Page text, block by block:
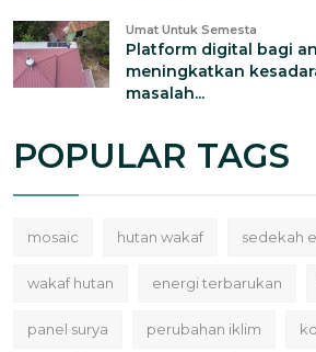
Umat Untuk Semesta
Platform digital bagi
meningkatkan
masalah...
POPULAR TAGS
mosaic hutan wakaf sedekah
wakaf hutan energi terbarukan
panel surya perubahan iklim